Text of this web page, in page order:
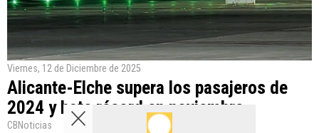
Viernes, 12 de Diciembre de 2025
Alicante-Elche supera los pasajeros de
2024 y bate récord en noviembre
CBNoticias